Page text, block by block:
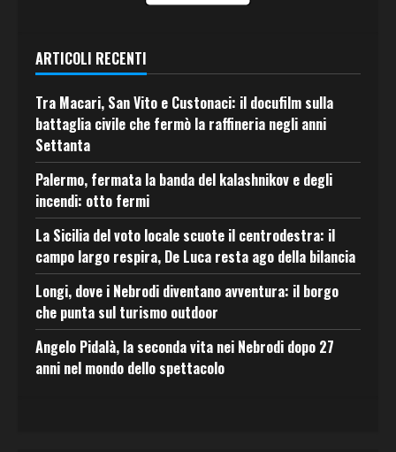
ARTICOLI RECENTI
Tra Macari, San Vito e Custonaci: il docufilm sulla
battaglia civile che fermò la raffineria negli anni
Settanta
Palermo, fermata la banda del kalashnikov e degli
incendi: otto fermi
La Sicilia del voto locale scuote il centrodestra: il
campo largo respira, De Luca resta ago della bilancia
Longi, dove i Nebrodi diventano avventura: il borgo
che punta sul turismo outdoor
Angelo Pidalà, la seconda vita nei Nebrodi dopo 27
anni nel mondo dello spettacolo